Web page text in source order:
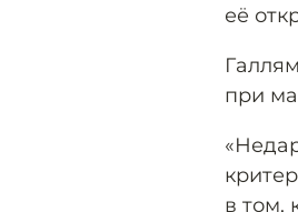
её
при
в том,